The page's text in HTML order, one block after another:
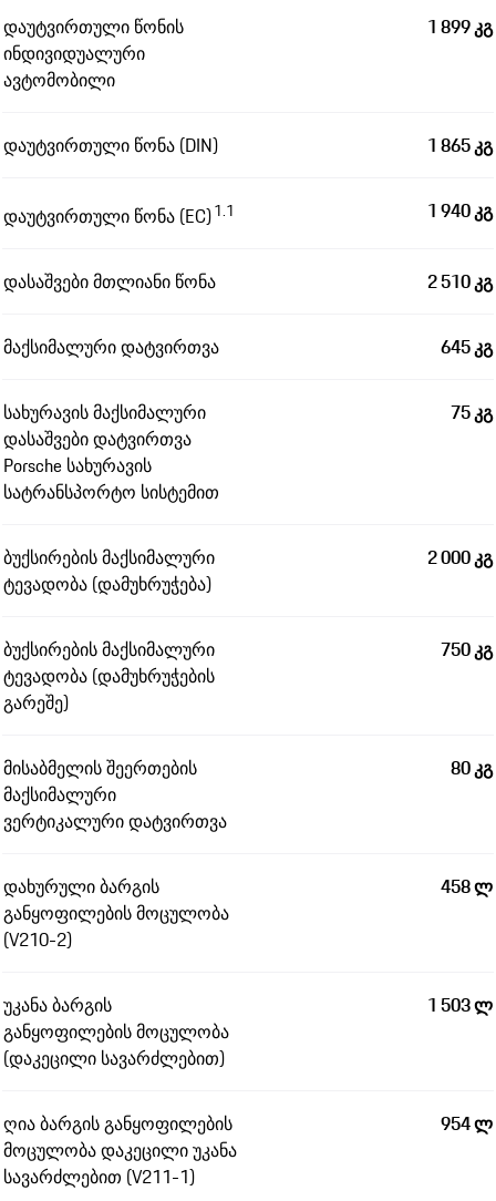
დაუტვირთული წონის
ინდივიდუალური
ავტომობილი
1 899 კგ
დაუტვირთული წონა (DIN) 1 865 კგ
დაუტვირთული წონა (EC)1.1 1 940 კგ
დასაშვები მთლიანი წონა 2 510 კგ
მაქსიმალური დატვირთვა 645 კგ
სახურავის მაქსიმალური
დასაშვები დატვირთვა
Porsche სახურავის
სატრანსპორტო სისტემით
75 კგ
ბუქსირების მაქსიმალური
ტევადობა (დამუხრუჭება)
2 000 კგ
ბუქსირების მაქსიმალური
ტევადობა (დამუხრუჭების
გარეშე)
750 კგ
მისაბმელის შეერთების
მაქსიმალური
ვერტიკალური დატვირთვა
80 კგ
დახურული ბარგის
განყოფილების მოცულობა
(V210-2)
458 ლ
უკანა ბარგის
განყოფილების მოცულობა
(დაკეცილი სავარძლებით)
1 503 ლ
ღია ბარგის განყოფილების
მოცულობა დაკეცილი უკანა
სავარძლებით (V211-1)
954 ლ